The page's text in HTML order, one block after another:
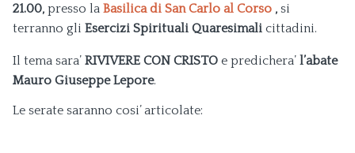
21.00, presso la Basilica di San Carlo al Corso , si
terranno gli Esercizi Spirituali Quaresimali cittadini.
Il tema sara’ RIVIVERE CON CRISTO e predichera’ l’abate
Mauro Giuseppe Lepore.
Le serate saranno cosi’ articolate: